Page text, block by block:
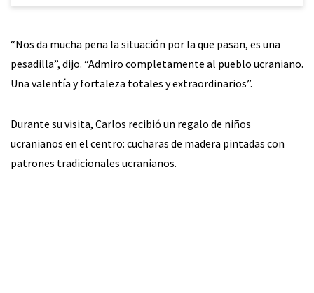
“Nos da mucha pena la situación por la que pasan, es una
pesadilla”, dijo. “Admiro completamente al pueblo ucraniano.
Una valentía y fortaleza totales y extraordinarios”.
Durante su visita, Carlos recibió un regalo de niños
ucranianos en el centro: cucharas de madera pintadas con
patrones tradicionales ucranianos.